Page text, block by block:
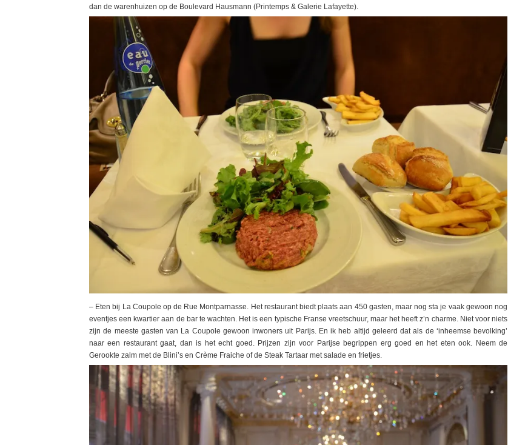
dan de warenhuizen op de Boulevard Hausmann (Printemps & Galerie Lafayette).
– Eten bij La Coupole op de Rue Montparnasse. Het restaurant biedt plaats aan 450 gasten, maar nog sta je vaak gewoon nog
eventjes een kwartier aan de bar te wachten. Het is een typische Franse vreetschuur, maar het heeft z’n charme. Niet voor niets
zijn de meeste gasten van La Coupole gewoon inwoners uit Parijs. En ik heb altijd geleerd dat als de ‘inheemse bevolking’
naar een restaurant gaat, dan is het echt goed. Prijzen zijn voor Parijse begrippen erg goed en het eten ook. Neem de
Gerookte zalm met de Blini’s en Crème Fraiche of de Steak Tartaar met salade en frietjes.